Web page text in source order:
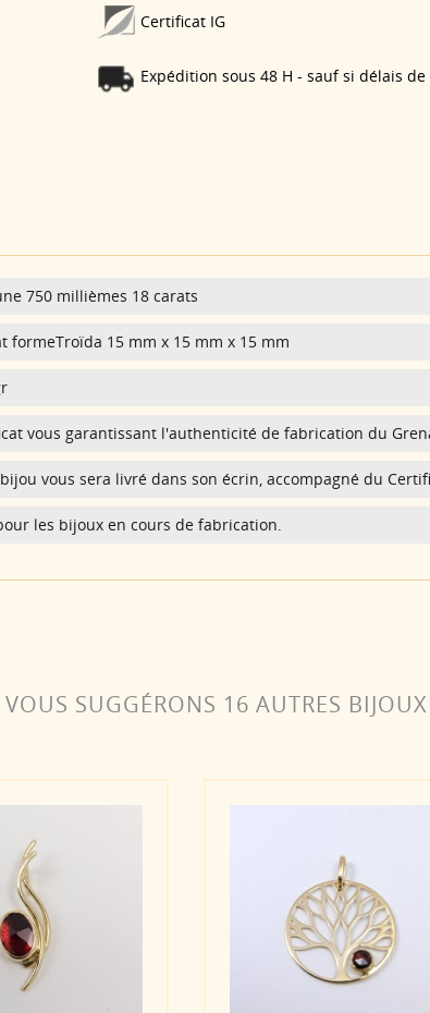
Certificat IG
Expédition sous 48 H - sauf si délais
750 millièmes 18 carats
formeTroïda 15 mm x 15 mm x 15 mm
vous garantissant l'authenticité de fabrication du
vous sera livré dans son écrin, accompagné du
les bijoux en cours de fabrication.
SUGGÉRONS 16 AUTRES